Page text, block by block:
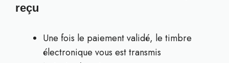
reçu
Une fois le paiement validé, le timbre
électronique vous est transmis